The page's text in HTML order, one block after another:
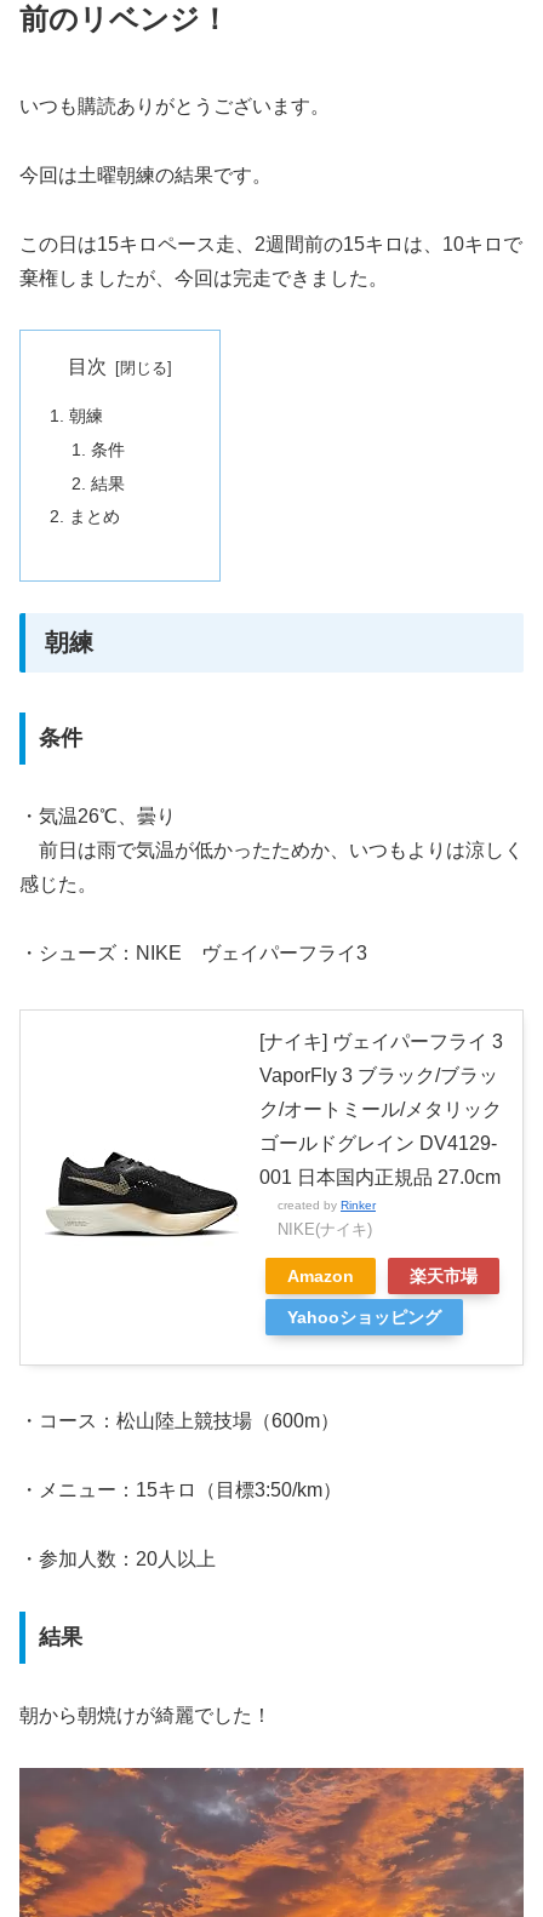
前のリベンジ！
いつも購読ありがとうございます。
今回は土曜朝練の結果です。
この日は15キロペース走、2週間前の15キロは、10キロで
棄権しましたが、今回は完走できました。
目次
朝練
条件
結果
まとめ
朝練
条件
・気温26℃、曇り
前日は雨で気温が低かったためか、いつもよりは涼しく
感じた。
・シューズ：NIKE ヴェイパーフライ3
[ナイキ] ヴェイパーフライ 3
VaporFly 3 ブラック/ブラッ
ク/オートミール/メタリック
ゴールドグレイン DV4129-
001 日本国内正規品 27.0cm
created by Rinker
NIKE(ナイキ)
Amazon 楽天市場
Yahooショッピング
・コース：松山陸上競技場（600m）
・メニュー：15キロ（目標3:50/km）
・参加人数：20人以上
結果
朝から朝焼けが綺麗でした！